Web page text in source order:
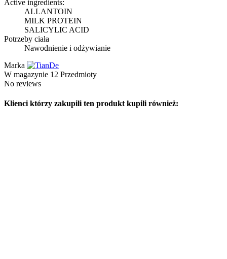
Active ingredients:
ALLANTOIN
MILK PROTEIN
SALICYLIC ACID
Potrzeby ciała
Nawodnienie i odżywianie
Marka
W magazynie 12 Przedmioty
No reviews
Klienci którzy zakupili ten produkt kupili również: